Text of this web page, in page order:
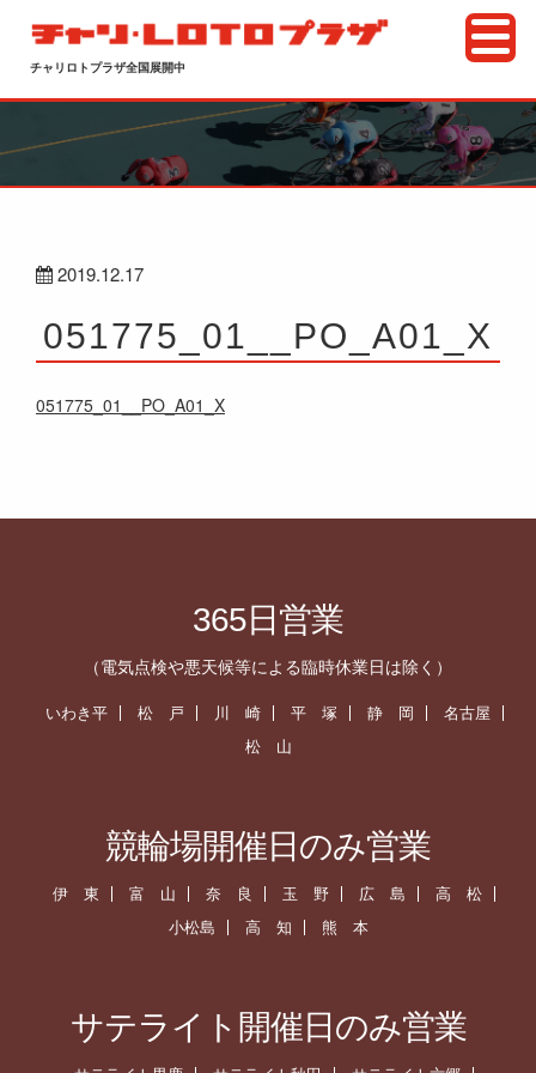
チャリロトプラザ全国展開中
2019.12.17
051775_01__PO_A01_X
051775_01__PO_A01_X
365日営業
（電気点検や悪天候等による臨時休業日は除く）
いわき平 松 戸 川 崎 平 塚 静 岡
名古屋
松 山
競輪場開催日のみ営業
伊 東 富 山 奈 良 玉 野 広 島
高 松
小松島
高 知 熊 本
サテライト開催日のみ営業